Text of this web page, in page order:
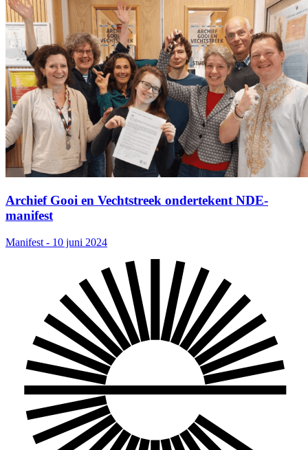
Archief Gooi en Vechtstreek ondertekent NDE-
manifest
Manifest - 10 juni 2024